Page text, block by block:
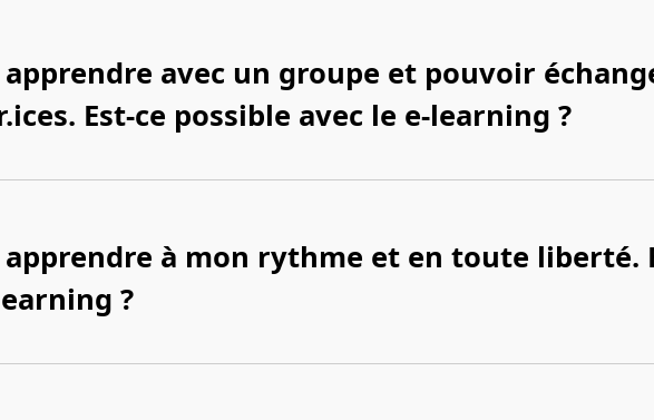
apprendre avec un groupe et pouvoir
Est-ce possible avec le e-learning ?
apprendre à mon rythme et en toute liberté.
?